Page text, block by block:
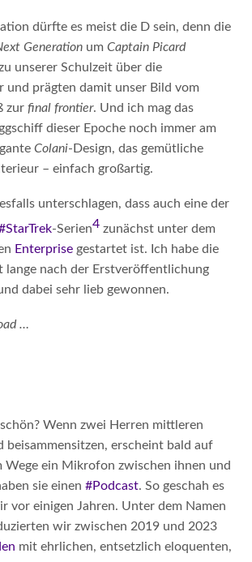
dürfte es meist die D sein, denn die
Generationum Captain Picard
unserer Schulzeit über die
und prägten damit unser Bild vom
zur final frontier. Und ich mag das
dieser Epoche noch immer am
Colani-Design, das gemütliche
– einfach großartig.
unterschlagen, dass auch eine der
-Serien4zunächst unter dem
Enterprisegestartet ist. Ich habe die
lange nach der Erstveröffentlichung
dabei sehr lieb gewonnen.
…
Wenn zwei Herren mittleren
beisammensitzen, erscheint bald auf
Wege ein Mikrofon zwischen ihnen und
sie einen #Podcast. So geschah es
vor einigen Jahren. Unter dem Namen
wir zwischen 2019 und 2023
mit ehrlichen, entsetzlich eloquenten,